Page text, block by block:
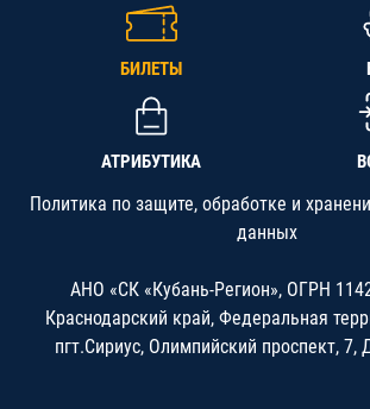
БИЛЕТЫ
АТРИБУТИКА
Политика по защите, обработке и
данных
АНО «СК «Кубань-Регион», ОГРН
Краснодарский край, Федеральная
пгт.Сириус, Олимпийский проспект, 7,